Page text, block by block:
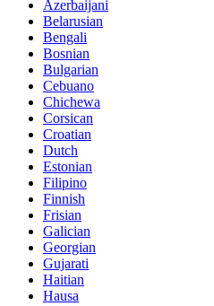
Azerbaijani
Belarusian
Bengali
Bosnian
Bulgarian
Cebuano
Chichewa
Corsican
Croatian
Dutch
Estonian
Filipino
Finnish
Frisian
Galician
Georgian
Gujarati
Haitian
Hausa